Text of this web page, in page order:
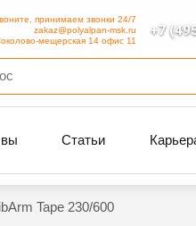
+7
принимаем звонки 24/7
zakaz@polyalpan-msk.ru
мещерская 14 офис 11
Статьи
Tape 230/600